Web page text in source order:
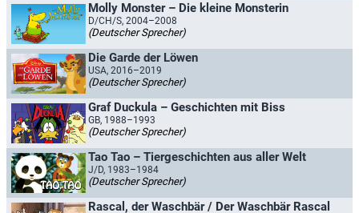
Molly Monster – Die kleine Monsterin
D/CH/S, 2004–2008
(Deutscher Sprecher)
Die Garde der Löwen
USA, 2016–2019
(Deutscher Sprecher)
Graf Duckula – Geschichten mit Biss
GB, 1988–1993
(Deutscher Sprecher)
Tao Tao – Tiergeschichten aus aller Welt
J/D, 1983–1984
(Deutscher Sprecher)
Rascal, der Waschbär / Der Waschbär Rascal